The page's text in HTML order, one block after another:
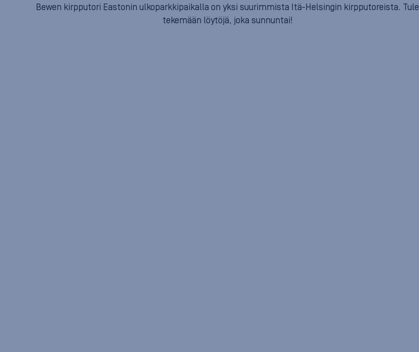
Bewen kirpputori Eastonin ulkoparkkipaikalla on yksi suurimmista Itä-Helsingin kirpputoreista. Tule
tekemään löytöjä, joka sunnuntai!